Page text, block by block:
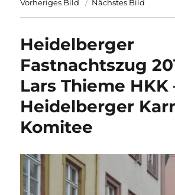
Vorheriges Bild Nächstes Bild
Heidelberger
Fastnachtszug
Lars Thieme HKK
Heidelberger
Komitee